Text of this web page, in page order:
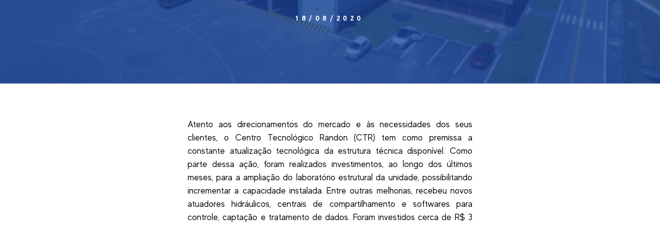
18/08/2020
Atento aos direcionamentos do mercado e às necessidades dos seus
clientes, o Centro Tecnológico Randon (CTR) tem como premissa a
constante atualização tecnológica da estrutura técnica disponível. Como
parte dessa ação, foram realizados investimentos, ao longo dos últimos
meses, para a ampliação do laboratório estrutural da unidade, possibilitando
incrementar a capacidade instalada. Entre outras melhorias, recebeu novos
atuadores hidráulicos, centrais de compartilhamento e softwares para
controle, captação e tratamento de dados. Foram investidos cerca de R$ 3